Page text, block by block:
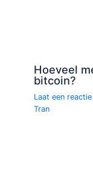
Hoeveel
bitcoin?
Laat een
Tran